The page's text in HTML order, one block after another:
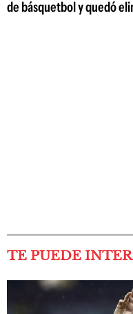
de básquetbol y quedó
TE PUEDE